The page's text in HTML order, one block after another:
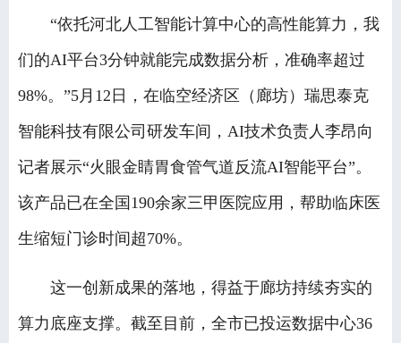
“依托河北人工智能计算中心的高性能算力，我
们的AI平台3分钟就能完成数据分析，准确率超过
98%。”5月12日，在临空经济区（廊坊）瑞思泰克
智能科技有限公司研发车间，AI技术负责人李昂向
记者展示“火眼金睛胃食管气道反流AI智能平台”。
该产品已在全国190余家三甲医院应用，帮助临床医
生缩短门诊时间超70%。
这一创新成果的落地，得益于廊坊持续夯实的
算力底座支撑。截至目前，全市已投运数据中心36